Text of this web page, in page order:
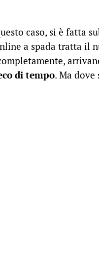
caso, si è fatta
a spada tratta il
di tempo. Ma